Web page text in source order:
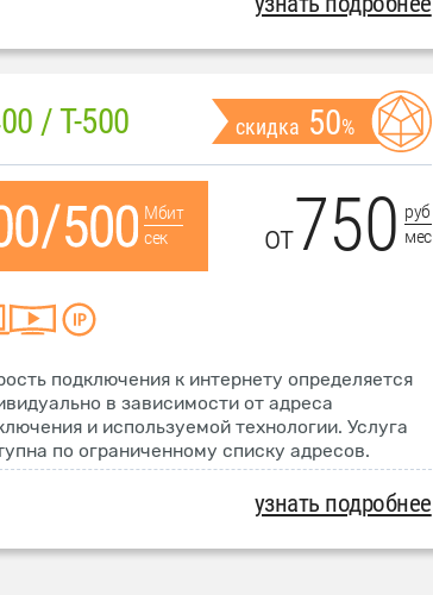
/ T-500 скидка 50%
Мбит
сек
от750 руб
мес
подключения к интернету определяется
в зависимости от адреса
и используемой технологии. Услуга
по ограниченному списку адресов.
узнать подробнее